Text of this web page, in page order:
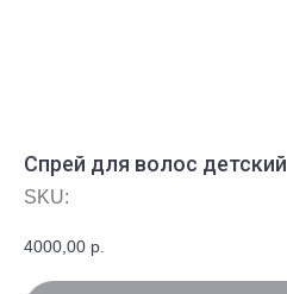
Спрей для волос детский
SKU:
4000,00 р.